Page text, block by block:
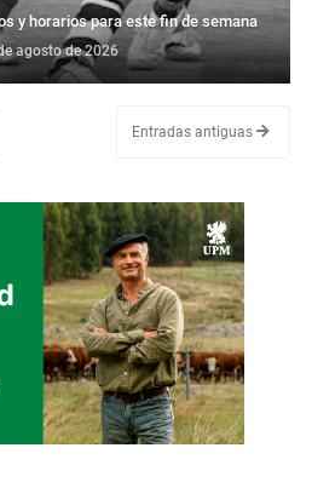
y horarios para este fin de semana
agosto de 2026
Entradas antiguas